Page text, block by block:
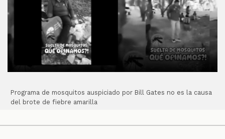
Programa de mosquitos auspiciado por Bill Gates no es la causa
del brote de fiebre amarilla